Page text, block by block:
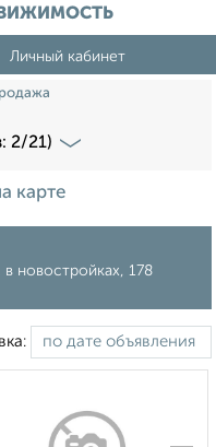
Личный кабинет
2/21)
карте
в новостройках, 178